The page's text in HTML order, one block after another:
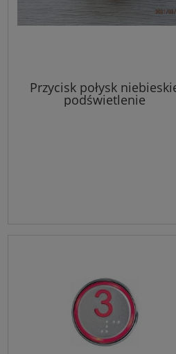
Przycisk połysk
podświetlenie
FAA25090AD113 - OTIS